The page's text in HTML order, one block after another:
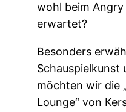
wohl beim
erwartet?
Besonders
Schauspielkunst
möchten wir die
Lounge“ von